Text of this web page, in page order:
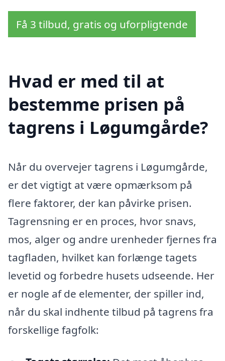
Få 3 tilbud, gratis og uforpligtende
Hvad er med til at
bestemme prisen på
tagrens i Løgumgårde?
Når du overvejer tagrens i Løgumgårde,
er det vigtigt at være opmærksom på
flere faktorer, der kan påvirke prisen.
Tagrensning er en proces, hvor snavs,
mos, alger og andre urenheder fjernes fra
tagfladen, hvilket kan forlænge tagets
levetid og forbedre husets udseende. Her
er nogle af de elementer, der spiller ind,
når du skal indhente tilbud på tagrens fra
forskellige fagfolk: